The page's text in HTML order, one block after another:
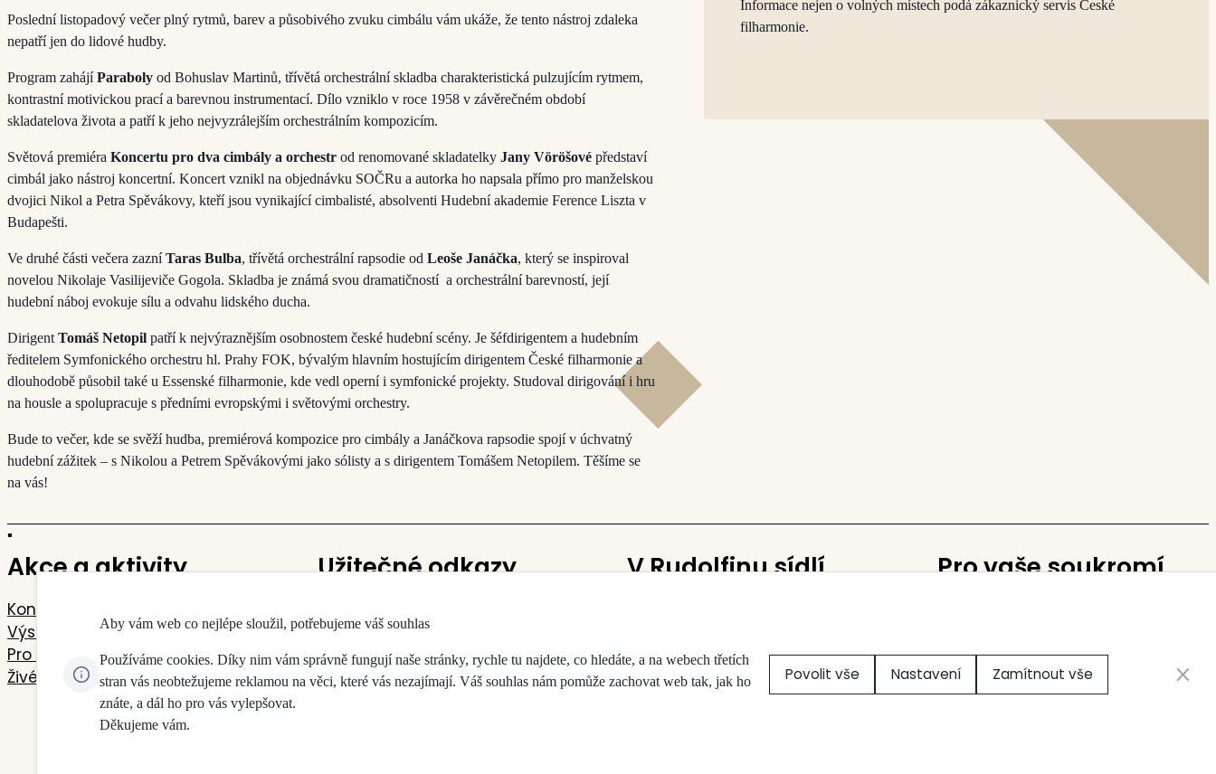
Poslední listopadový večer plný rytmů, barev a působivého zvuku cimbálu vám ukáže, že tento nástroj zdaleka
nepatří jen do lidové hudby.
Program zahájíParaboly od Bohuslav Martinů, třívětá orchestrální skladba charakteristická pulzujícím rytmem,
kontrastní motivickou prací a barevnou instrumentací. Dílo vzniklo v roce 1958 v závěrečném období
skladatelova života a patří k jeho nejvyzrálejším orchestrálním kompozicím.
Světová premiéra Koncertu pro dva cimbály a orchestr od renomované skladatelky Jany Vöröšové představí
cimbál jako nástroj koncertní. Koncert vznikl na objednávku SOČRu a autorka ho napsala přímo pro manželskou
dvojici Nikol a Petra Spěvákovy, kteří jsou vynikající cimbalisté, absolventi Hudební akademie Ference Liszta v
Budapešti.
Ve druhé části večera zazníTaras Bulba, třívětá orchestrální rapsodie od Leoše Janáčka, který se inspiroval
novelou Nikolaje Vasilijeviče Gogola. Skladba je známá svou dramatičností a orchestrální barevností, její
hudební náboj evokuje sílu a odvahu lidského ducha.
Dirigent Tomáš Netopil patří k nejvýraznějším osobnostem české hudební scény. Je šéfdirigentem a hudebním
ředitelem Symfonického orchestru hl. Prahy FOK, bývalým hlavním hostujícím dirigentem České filharmonie a
dlouhodobě působil také u Essenské filharmonie, kde vedl operní i symfonické projekty. Studoval dirigování i hru
na housle a spolupracuje s předními evropskými i světovými orchestry.
Bude to večer, kde se svěží hudba, premiérová kompozice pro cimbály a Janáčkova rapsodie spojí v úchvatný
hudební zážitek – s Nikolou a Petrem Spěvákovými jako sólisty a s dirigentem Tomášem Netopilem. Těšíme se
na vás!
Informace nejen o volných místech podá zákaznický servis České
filharmonie.
Akce a aktivity
Koncerty
Výstavy
Pro děti a mládež
Živé přenosy
Užitečné odkazy
Mapa budovy a sálů
Pokladny a obchody
Doprava a přístupnost
V Rudolfinu sídlí Pro vaše soukromí
Aby vám web co nejlépe sloužil, potřebujeme váš souhlas
Používáme cookies. Díky nim vám správně fungují naše stránky, rychle tu najdete, co hledáte, a na webech třetích
stran vás neobtežujeme reklamou na věci, které vás nezajímají. Váš souhlas nám pomůže zachovat web tak, jak ho
znáte, a dál ho pro vás vylepšovat.
Děkujeme vám.
Povolit vše Nastavení Zamítnout vše Zavřít